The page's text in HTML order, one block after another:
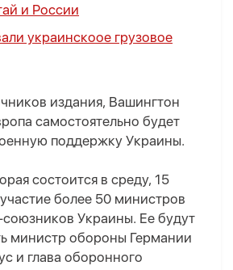
и России
украинскоое грузовое
издания, Вашингтон
самостоятельно будет
поддержку Украины.
состоится в среду, 15
более 50 министров
Украины. Ее будут
министр обороны Германии
и глава оборонного